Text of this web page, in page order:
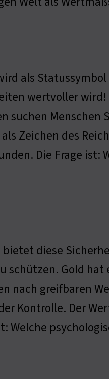
als
wertvoller
suchen
Zeichen des
Die Frage ist:
diese
schützen. Gold hat
nach greifbaren
Kontrolle. Der